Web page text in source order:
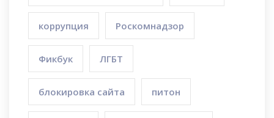
коррупция Роскомнадзор
Фикбук ЛГБТ
блокировка сайта питон